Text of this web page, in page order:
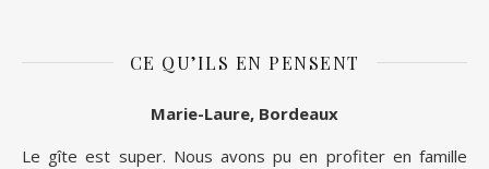
CE QU’ILS EN PENSENT
Marie-Laure, Bordeaux
Le gîte est super. Nous avons pu en profiter en famille